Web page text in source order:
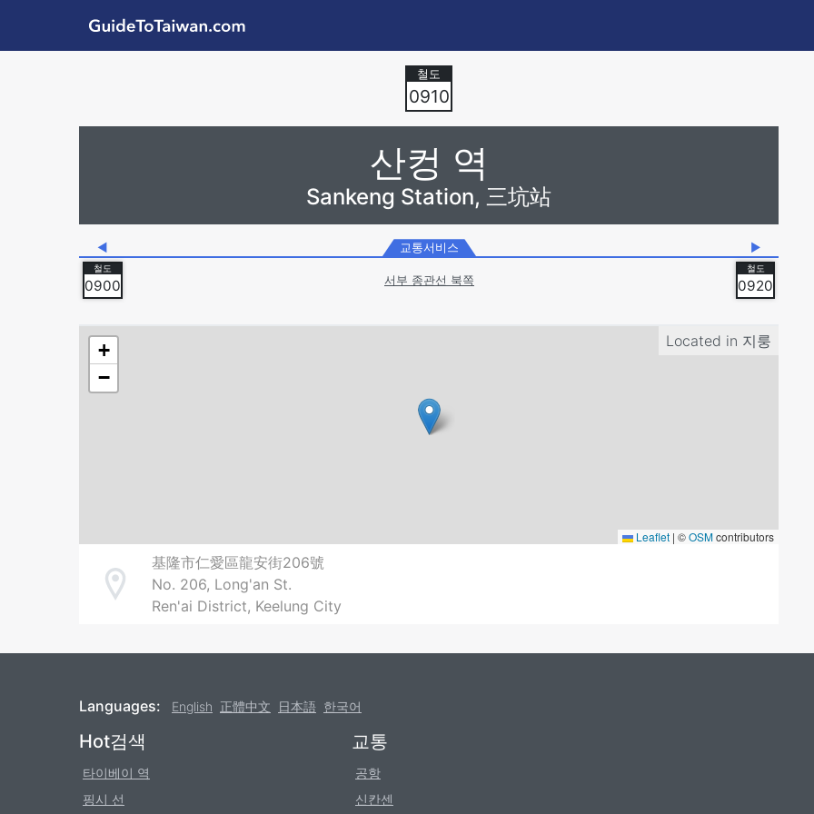
GuideToTaiwan.com
0910
산컹 역
Sankeng Station, 三坑站
◀ 교통서비스 ▶
0900 서부 종관선 북쪽 0920
Located in 지룽
+
−
Leaflet | ©OSMcontributors
Address
基隆市仁愛區龍安街206號
No. 206, Long'an St.
Ren'ai District, Keelung City
Languages: English 正體中文 日本語 한국어
Footer
Hot검색
타이베이 역
핑시 선
교통
공항
신칸센